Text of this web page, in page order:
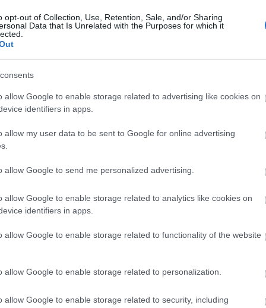
opt-out of Collection, Use, Retention, Sale, and/or Sharing
Data that Is Unrelated with the Purposes for which it
allow Google to enable storage related to advertising like cookies on
identifiers in apps.
allow my user data to be sent to Google for online advertising
allow Google to send me personalized advertising.
allow Google to enable storage related to analytics like cookies on
identifiers in apps.
allow Google to enable storage related to functionality of the website
allow Google to enable storage related to personalization.
allow Google to enable storage related to security, including
id/18161936
nem vállal, azokat nem ellenőrzi. Kifogás esetén forduljon a blog
és az adatvédelmi tájékoztatóban
László
Budai
bőr
étel